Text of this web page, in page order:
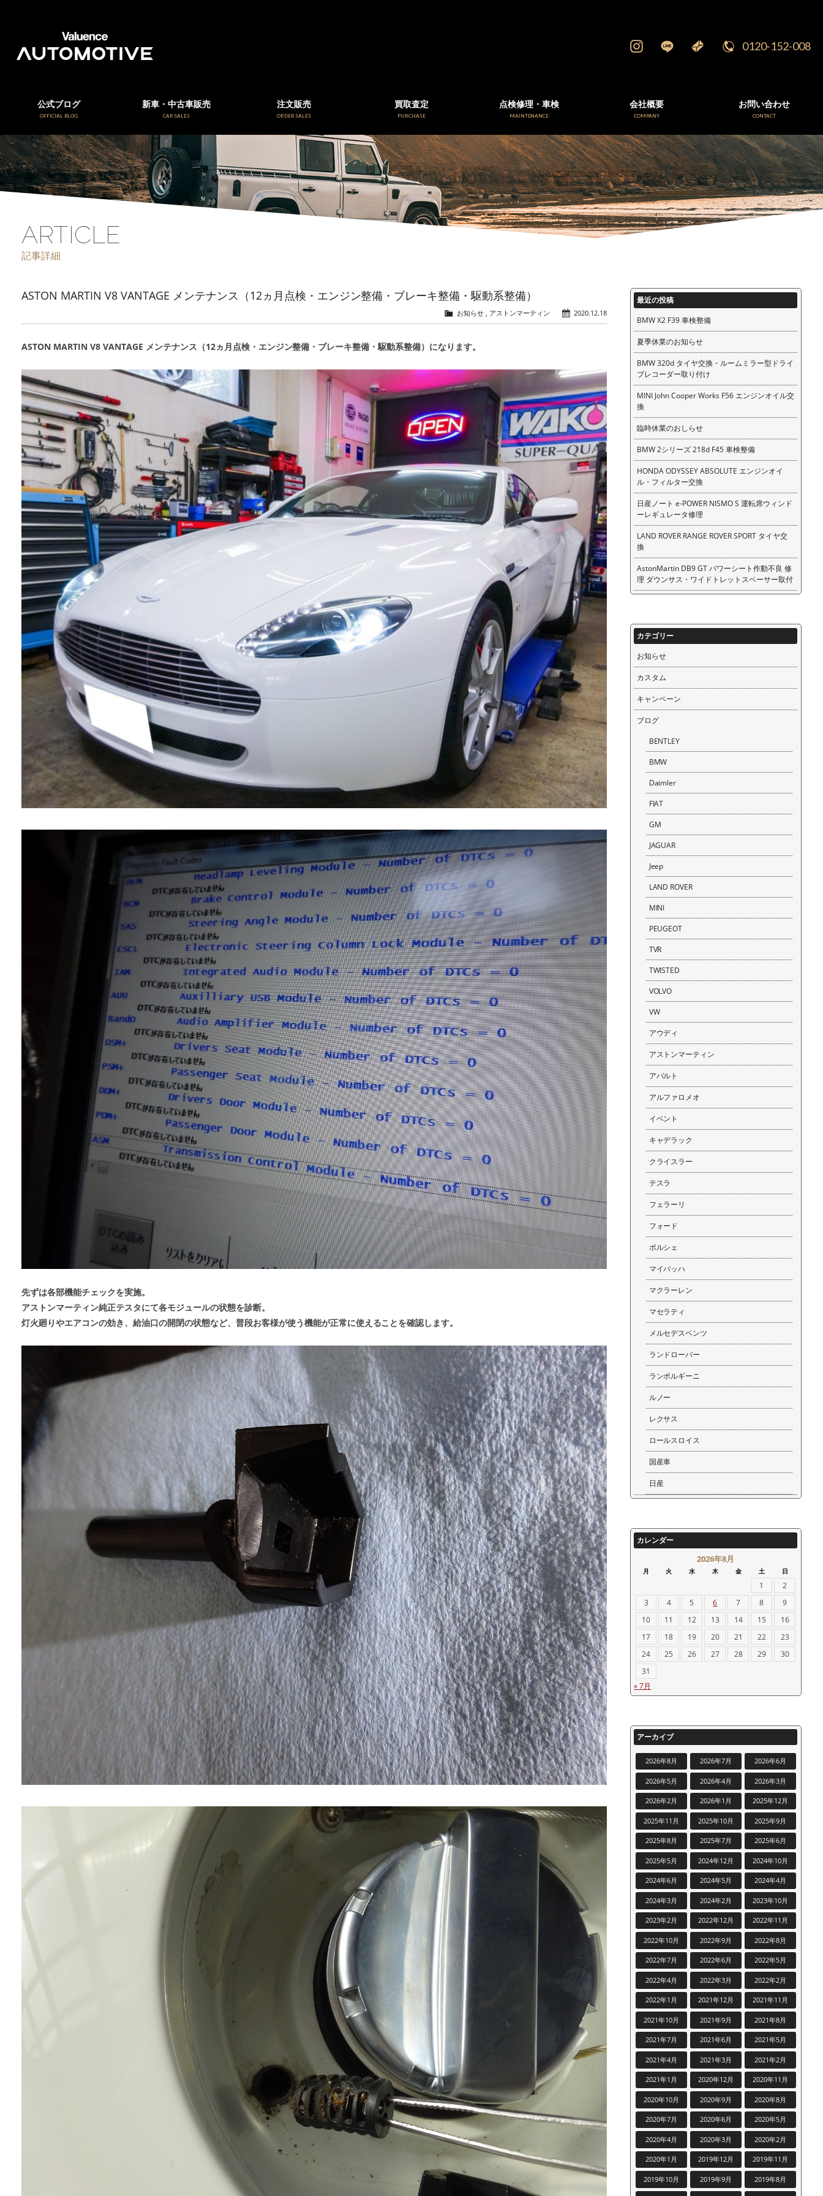
0120-152-008
公式ブログ
OFFICIAL BLOG
新車・中古車販売
CAR SALES
注文販売
ORDER SALES
買取査定
PURCHASE
点検修理・車検
MAINTENANCE
会社概要
COMPANY
お問い合わせ
CONTACT
ARTICLE
記事詳細
ASTON MARTIN V8 VANTAGE メンテナンス（12ヵ月点検・エンジン整備・ブレーキ整備・駆動系整備）
2020.12.18
お知らせ, アストンマーティン
ASTON MARTIN V8 VANTAGE メンテナンス（12ヵ月点検・エンジン整備・ブレーキ整備・駆動系整備）になります。
先ずは各部機能チェックを実施。
アストンマーティン純正テスタにて各モジュールの状態を診断。
灯火廻りやエアコンの効き、給油口の開閉の状態など、普段お客様が使う機能が正常に使えることを確認します。
最近の投稿
BMW X2 F39 車検整備
夏季休業のお知らせ
BMW 320d タイヤ交換・ルームミラー型ドライ
ブレコーダー取り付け
MINI John Cooper Works F56 エンジンオイル交
換
臨時休業のおしらせ
BMW 2シリーズ 218d F45 車検整備
HONDA ODYSSEY ABSOLUTE エンジンオイ
ル・フィルター交換
日産ノート e-POWER NISMO S 運転席ウィンド
ーレギュレータ修理
LAND ROVER RANGE ROVER SPORT タイヤ交
換
AstonMartin DB9 GT パワーシート作動不良 修
理 ダウンサス・ワイドトレットスペーサー取付
カテゴリー
お知らせ
カスタム
キャンペーン
ブログ
BENTLEY
BMW
Daimler
FIAT
GM
JAGUAR
Jeep
LAND ROVER
MINI
PEUGEOT
TVR
TWISTED
VOLVO
VW
アウディ
アストンマーティン
アバルト
アルファロメオ
イベント
キャデラック
クライスラー
テスラ
フェラーリ
フォード
ポルシェ
マイバッハ
マクラーレン
マセラティ
メルセデスベンツ
ランドローバー
ランボルギーニ
ルノー
レクサス
ロールスロイス
国産車
日産
カレンダー
2026年8月
月 火 水 木 金 土 日
1
2
3
4 5 6 7 8
9
10
11 12 13 14 15
16
17
18 19 20 21 22
23
24
25 26 27 28 29
30
31
« 7月
アーカイブ
2026年8月 2026年7月 2026年6月
2026年5月 2026年4月 2026年3月
2026年2月 2026年1月 2025年12月
2025年11月 2025年10月 2025年9月
2025年8月 2025年7月 2025年6月
2025年5月 2024年12月 2024年10月
2024年6月 2024年5月 2024年4月
2024年3月 2024年2月 2023年10月
2023年2月 2022年12月 2022年11月
2022年10月 2022年9月 2022年8月
2022年7月 2022年6月 2022年5月
2022年4月 2022年3月 2022年2月
2022年1月 2021年12月 2021年11月
2021年10月 2021年9月 2021年8月
2021年7月 2021年6月 2021年5月
2021年4月 2021年3月 2021年2月
2021年1月 2020年12月 2020年11月
2020年10月 2020年9月 2020年8月
2020年7月 2020年6月 2020年5月
2020年4月 2020年3月 2020年2月
2020年1月 2019年12月 2019年11月
2019年10月 2019年9月 2019年8月